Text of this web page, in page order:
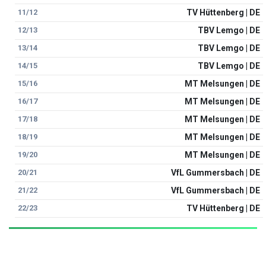
11/12 TV Hüttenberg | DE
12/13 TBV Lemgo | DE
13/14 TBV Lemgo | DE
14/15 TBV Lemgo | DE
15/16 MT Melsungen | DE
16/17 MT Melsungen | DE
17/18 MT Melsungen | DE
18/19 MT Melsungen | DE
19/20 MT Melsungen | DE
20/21 VfL Gummersbach | DE
21/22 VfL Gummersbach | DE
22/23 TV Hüttenberg | DE